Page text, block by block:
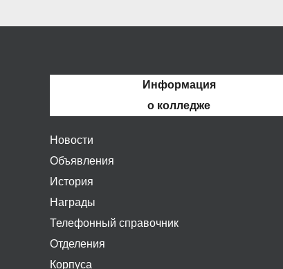
Информация
о колледже
Новости
Объявления
История
Награды
Телефонный справочник
Отделения
Корпуса